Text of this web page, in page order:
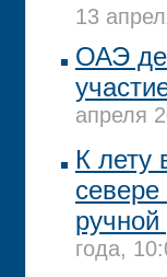
13
ОАЭ
апреля
К лету
года,